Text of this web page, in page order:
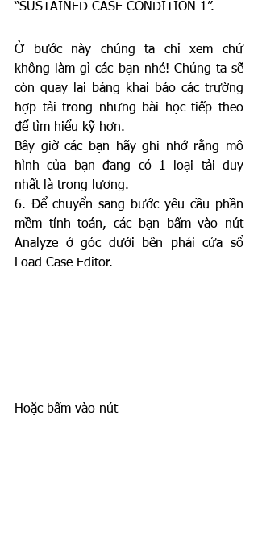
“SUSTAINED CASE CONDITION 1”.
Ở bước này chúng ta chỉ xem chứ
không làm gì các bạn nhé! Chúng ta sẽ
còn quay lại bảng khai báo các trường
hợp tải trong nhưng bài học tiếp theo
để tìm hiểu kỹ hơn.
Bây giờ các bạn hãy ghi nhớ rằng mô
hình của bạn đang có 1 loại tải duy
nhất là trọng lượng.
6. Để chuyển sang bước yêu cầu phần
mềm tính toán, các bạn bấm vào nút
Analyze ở góc dưới bên phải cửa sổ
Load Case Editor.
Hoặc bấm vào nút